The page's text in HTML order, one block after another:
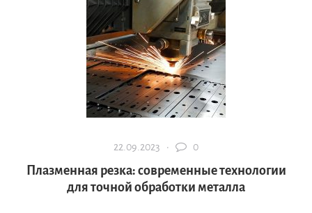
22.09.2023 · 0
Плазменная резка: современные технологии
для точной обработки металла